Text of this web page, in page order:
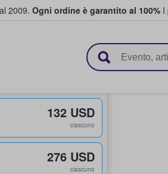
2009. Ogni ordine è garantito al 100% I
biglietti
132 USD
ciascuno
276 USD
ciascuno